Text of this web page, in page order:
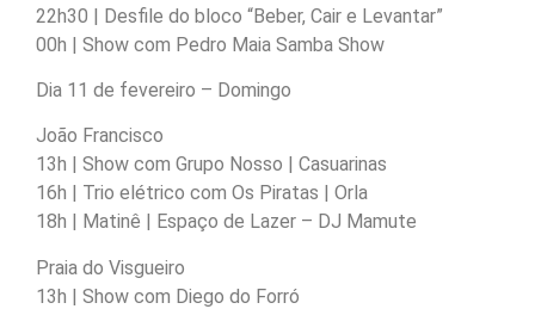
22h30 | Desfile do bloco “Beber, Cair e Levantar”
00h | Show com Pedro Maia Samba Show
Dia 11 de fevereiro – Domingo
João Francisco
13h | Show com Grupo Nosso | Casuarinas
16h | Trio elétrico com Os Piratas | Orla
18h | Matinê | Espaço de Lazer – DJ Mamute
Praia do Visgueiro
13h | Show com Diego do Forró